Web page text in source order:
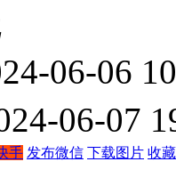
06-06
06-07
手 发布微信 下载图片 收